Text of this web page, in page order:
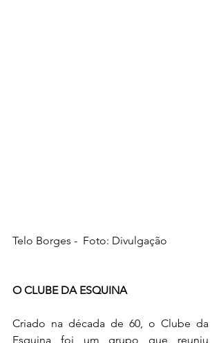
Telo Borges -  Foto: Divulgação
O CLUBE DA ESQUINA
Criado na década de 60, o Clube da
Esquina foi um grupo que reuniu